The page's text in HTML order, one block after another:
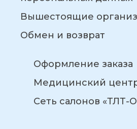
Вышестоящие
Обмен и возврат
Оформление заказа
Медицинский
Сеть салонов «ТЛТ-